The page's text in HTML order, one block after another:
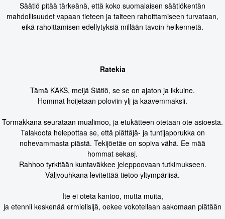
Säätiö pitää tärkeänä, että koko suomalaisen säätiökentän
mahdollisuudet vapaan tieteen ja taiteen rahoittamiseen turvataan,
eikä rahoittamisen edellytyksiä millään tavoin heikennetä.
Ratekia
Tämä KAKS, meijä Siätiö, se se on ajaton ja ikkuine.
Hommat hoijetaan poloviin ylj ja kaavemmaksii.
Tormakkana seurataan mualimoo, ja etukätteen otetaan ote asioesta.
Talakoota helepottaa se, että piättäjä- ja tuntijaporukka on
nohevammasta piästä. Tekijöetäe on sopiva vähä. Ee mää
hommat sekasj.
Rahhoo tyrkitään kuntaväkkee jeleppoovaan tutkimukseen.
Väljvouhkana levitettää tietoo yltympäriisä.
Ite ei oteta kantoo, mutta muita,
ja etennii keskenää ermielisijä, oekee vokotellaan aakomaan piätään